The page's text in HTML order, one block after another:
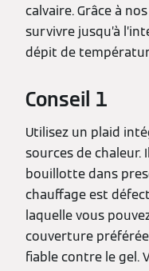
calvaire. Grâce à
survivre jusqu’à
dépit de
Conseil 1
Utilisez un plaid
sources de
bouillotte dans
chauffage est
laquelle vous
couverture
fiable contre le gel.